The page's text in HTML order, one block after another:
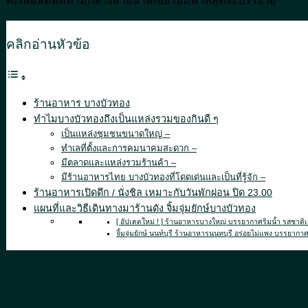
คลิกอ่านหัวข้อ
ร้านอาหาร บางบัวทอง
ทำไมบางบัวทองถึงเป็นแหล่งรวมของกินดี ๆ
เป็นแหล่งชุมชนขนาดใหญ่ –
ทำเลที่ตั้งและการคมนาคมสะดวก –
มีตลาดและแหล่งรวมร้านค้า –
มีร้านอาหารไทย บางบัวทองที่โดดเด่นและเป็นที่รู้จัก –
ร้านอาหารเปิดดึก / นั่งชิล เหมาะกับวันพักผ่อน ปิด 23.00
แผนที่และวิธีเดินทางมาร้านดัง จิ้มจุ่มยักษ์บางบัวทอง
[ อัปเดตใหม่ ! ] ร้านอาหารบางใหญ่ บรรยากาศริมน้ำ รสชาติ
จิ้มจุ่มยักษ์ นนท์บุรี ร้านอาหารนนทบุรี อร่อยไม่แพง บรรยากา